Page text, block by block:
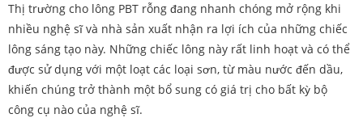
Thị trường cho lông PBT rỗng đang nhanh chóng mở rộng khi
nhiều nghệ sĩ và nhà sản xuất nhận ra lợi ích của những chiếc
lông sáng tạo này. Những chiếc lông này rất linh hoạt và có thể
được sử dụng với một loạt các loại sơn, từ màu nước đến dầu,
khiến chúng trở thành một bổ sung có giá trị cho bất kỳ bộ
công cụ nào của nghệ sĩ.